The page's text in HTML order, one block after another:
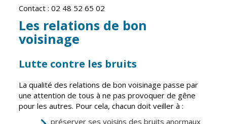
CCAS
Conseil
Accueil de jour
L'EHPAD
Autonomie
seniors
Culture
Théâtre Mac-
Nab / La
Décale
Estivales
Contact : 02 48 52 65 02
Les relations de bon
voisinage
Lutte contre les bruits
La qualité des relations de bon voisinage passe par
une attention de tous à ne pas provoquer de gêne
pour les autres. Pour cela, chacun doit veiller à :
préserver ses voisins des bruits anormaux